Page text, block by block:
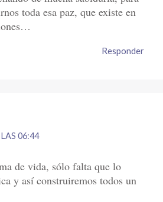
toda esa paz, que existe en
Responder
06:44
de vida, sólo falta que lo
y así construiremos todos un